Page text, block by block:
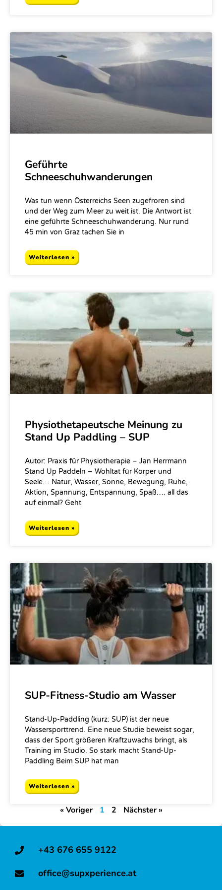
Geführte
Schneeschuhwanderungen
Was tun wenn Österreichs Seen zugefroren sind
und der Weg zum Meer zu weit ist. Die Antwort ist
eine geführte Schneeschuhwanderung. Nur rund
45 min von Graz tachen Sie in
Weiterlesen »
Physiothetapeutsche Meinung zu
Stand Up Paddling – SUP
Autor: Praxis für Physiotherapie – Jan Herrmann
Stand Up Paddeln – Wohltat für Körper und
Seele… Natur, Wasser, Sonne, Bewegung, Ruhe,
Aktion, Spannung, Entspannung, Spaß…. all das
auf einmal? Geht
Weiterlesen »
SUP-Fitness-Studio am Wasser
Stand-Up-Paddling (kurz: SUP) ist der neue
Wassersporttrend. Eine neue Studie beweist sogar,
dass der Sport größeren Kraftzuwachs bringt, als
Training im Studio. So stark macht Stand-Up-
Paddling Beim SUP hat man
Weiterlesen »
« Voriger 1 2 Nächster »
+43 676 655 9122
office@supxperience.at